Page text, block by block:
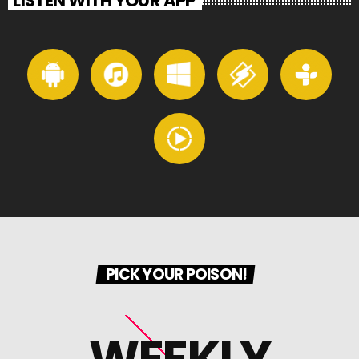
PICK YOUR POISON!